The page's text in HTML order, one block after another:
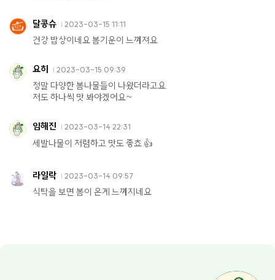
달콩슈 2023-03-15 11:11
건강 밥상이네요 봄기운이 느껴져요
요히 2023-03-15 09:39
정말 다양한 봄나물들이 나왔더라고요.
저도 하나씩 맛 봐야겠어요~
임해진 2023-03-14 22:31
세발나물이 저렴하고 맛도 좋쵸 👍
라일락 2023-03-14 09:57
식탁을 보면 봄이 온게 느껴지네요